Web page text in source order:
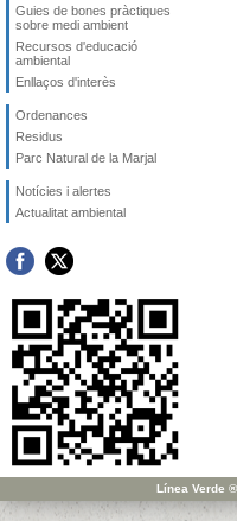
Guies de bones pràctiques
sobre medi ambient
Recursos d'educació
ambiental
Enllaços d'interès
Ordenances
Residus
Parc Natural de la Marjal
Notícies i alertes
Actualitat ambiental
Línea Verde